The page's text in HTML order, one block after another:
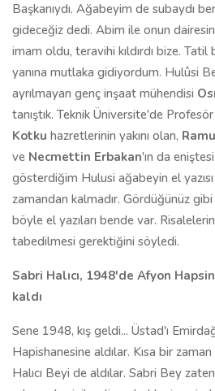
Başkanıydı. Ağabeyim de subaydı
gideceğiz dedi. Abim ile onun
imam oldu, teravihi kıldırdı bize.
yanına mutlaka gidiyordum. Hulûsi
ayrılmayan genç inşaat mühendisi
tanıştık. Teknik Üniversite'de
Kotku hazretlerinin yakını olan,
ve Necmettin Erbakan'ın da
gösterdiğim Hulusi ağabeyin el
zamandan kalmadır. Gördüğünüz
böyle el yazıları bende var.
tabedilmesi gerektiğini söyledi.
Sabri Halıcı, 1948'de Afyon
kaldı
Sene 1948, kış geldi... Üstad'ı
Hapishanesine aldılar. Kısa bir
Halıcı Beyi de aldılar. Sabri Bey